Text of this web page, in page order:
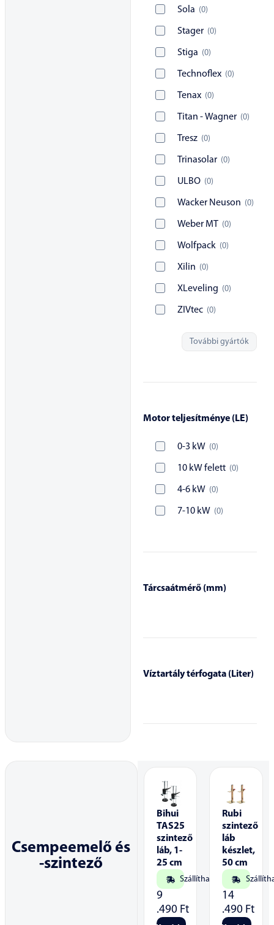
Sola (0)
Stager (0)
Stiga (0)
Technoflex (0)
Tenax (0)
Titan - Wagner (0)
Tresz (0)
Trinasolar (0)
ULBO (0)
Wacker Neuson (0)
Weber MT (0)
Wolfpack (0)
Xilin (0)
XLeveling (0)
ZIVtec (0)
További gyártók
Motor teljesítménye (LE)
0-3 kW (0)
10 kW felett (0)
4-6 kW (0)
7-10 kW (0)
Tárcsaátmérő (mm)
Víztartály térfogata (Liter)
Csempeemelő és
-szintező
Bihui
TAS25
szintező
láb, 1-
25 cm
Szállítható
9
.490 Ft
Rubi
szintező
láb
készlet,
50 cm
14
.490 Ft